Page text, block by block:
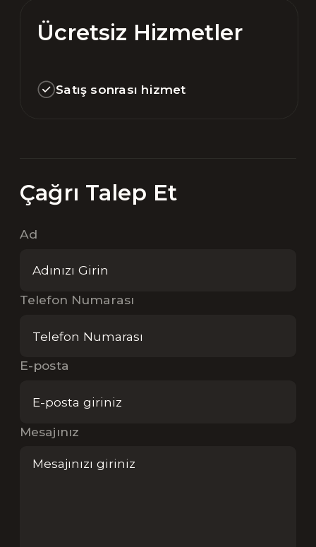
Ücretsiz Hizmetler
Satış sonrası hizmet
Çağrı Talep Et
Ad
Telefon Numarası
E-posta
Mesajınız